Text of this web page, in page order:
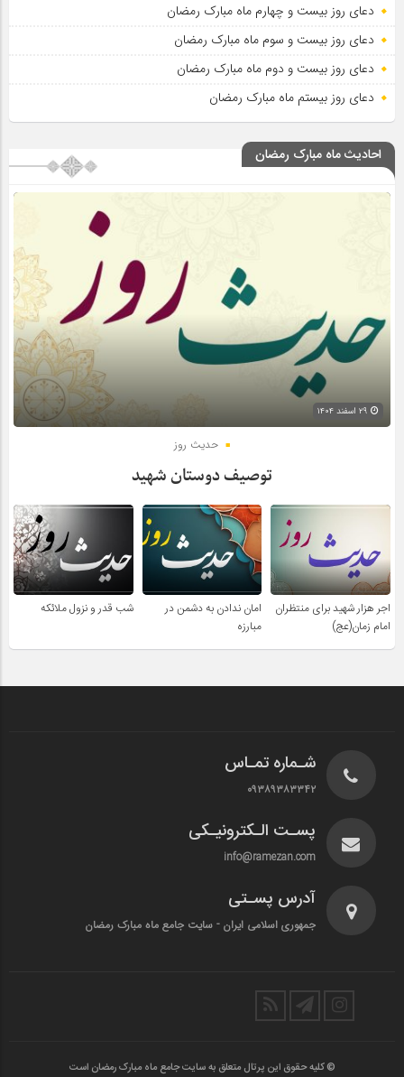
دعای روز بیست و چهارم ماه مبارک رمضان
دعای روز بیست و سوم ماه مبارک رمضان
دعای روز بیست و دوم ماه مبارک رمضان
دعای روز بیستم ماه مبارک رمضان
احادیث ماه مبارک رمضان
حدیث روز
توصیف دوستان شهید
اجر هزار شهید برای منتظران
امام زمان(عج)
امان ندادن به دشمن در
مبارزه
شب قدر و نزول ملائکه
شـماره تمـاس
۰۹۳۸۹۳۸۳۳۴۲
پسـت الـکترونیـکی
info@ramezan.com
آدرس پسـتی
جمهوری اسلامی ایران - سایت جامع ماه مبارک رمضان
© کلیه حقوق این پرتال متعلق به سایت جامع ماه مبارک رمضان است